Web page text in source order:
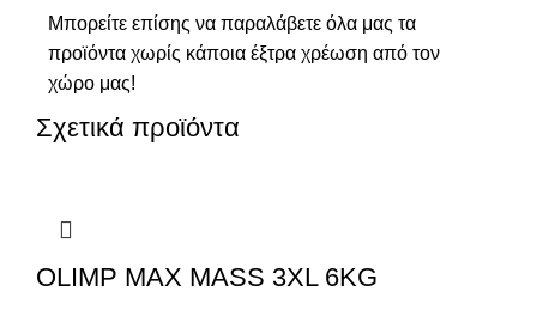
Μπορείτε επίσης να παραλάβετε όλα μας τα
προϊόντα χωρίς κάποια έξτρα χρέωση από τον
χώρο μας!
Σχετικά προϊόντα
OLIMP MAX MASS 3XL 6KG